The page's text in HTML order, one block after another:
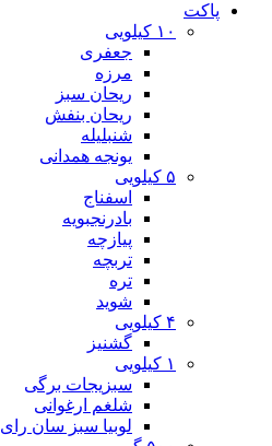
پاکت
۱۰ کیلویی
جعفری
مرزه
ریحان سبز
ریحان بنفش
شنبلیله
یونجه همدانی
۵ کیلویی
اسفناج
بادرنجبویه
پیازچه
تربچه
تره
شوید
۴ کیلویی
گشنیز
۱ کیلویی
سبزیجات برگی
شلغم ارغوانی
لوبیا سبز سان رای